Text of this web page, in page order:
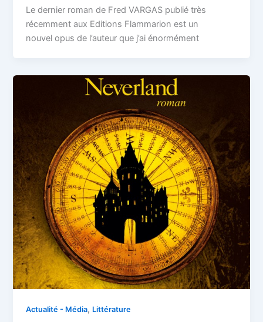
Le dernier roman de Fred VARGAS publié très
récemment aux Editions Flammarion est un
nouvel opus de l’auteur que j’ai énormément
Actualité - Média, Littérature